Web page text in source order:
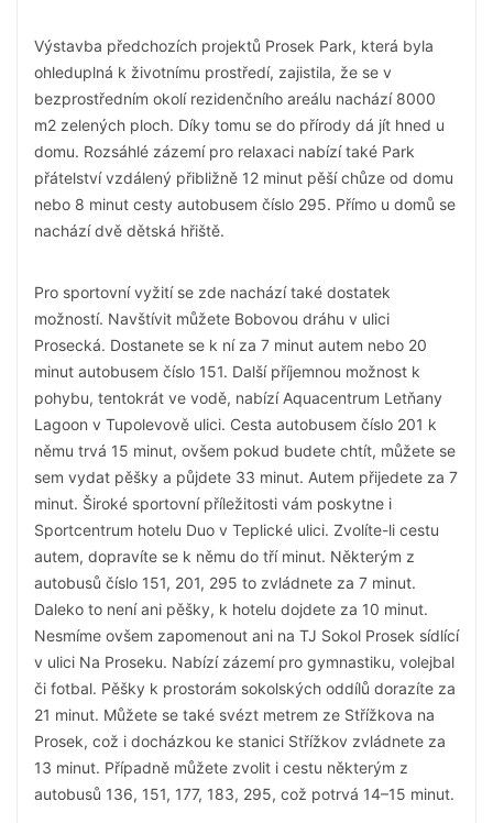
Výstavba předchozích projektů Prosek Park, která byla
ohleduplná k životnímu prostředí, zajistila, že se v
bezprostředním okolí rezidenčního areálu nachází 8000
m2 zelených ploch. Díky tomu se do přírody dá jít hned u
domu. Rozsáhlé zázemí pro relaxaci nabízí také Park
přátelství vzdálený přibližně 12 minut pěší chůze od domu
nebo 8 minut cesty autobusem číslo 295. Přímo u domů se
nachází dvě dětská hřiště.
Pro sportovní vyžití se zde nachází také dostatek
možností. Navštívit můžete Bobovou dráhu v ulici
Prosecká. Dostanete se k ní za 7 minut autem nebo 20
minut autobusem číslo 151. Další příjemnou možnost k
pohybu, tentokrát ve vodě, nabízí Aquacentrum Letňany
Lagoon v Tupolevově ulici. Cesta autobusem číslo 201 k
němu trvá 15 minut, ovšem pokud budete chtít, můžete se
sem vydat pěšky a půjdete 33 minut. Autem přijedete za 7
minut. Široké sportovní příležitosti vám poskytne i
Sportcentrum hotelu Duo v Teplické ulici. Zvolíte-li cestu
autem, dopravíte se k němu do tří minut. Některým z
autobusů číslo 151, 201, 295 to zvládnete za 7 minut.
Daleko to není ani pěšky, k hotelu dojdete za 10 minut.
Nesmíme ovšem zapomenout ani na TJ Sokol Prosek sídlící
v ulici Na Proseku. Nabízí zázemí pro gymnastiku, volejbal
či fotbal. Pěšky k prostorám sokolských oddílů dorazíte za
21 minut. Můžete se také svézt metrem ze Střížkova na
Prosek, což i docházkou ke stanici Střížkov zvládnete za
13 minut. Případně můžete zvolit i cestu některým z
autobusů 136, 151, 177, 183, 295, což potrvá 14–15 minut.